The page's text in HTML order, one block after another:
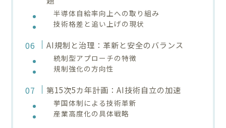
半導体自給率向上への取り組み
技術格差と追い上げの現状
AI規制と治理：革新と安全のバランス
統制型アプローチの特徴
規制強化の方向性
第15次5カ年計画：AI技術自立の加速
挙国体制による技術革新
産業高度化の具体戦略